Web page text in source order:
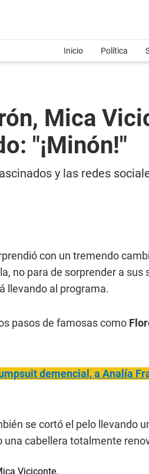
Inicio Política
Mica
"¡Minón!"
y las redes
con un tremendo
no para de sorprender a
llevando al programa.
pasos de famosas como
demencial, a Analía
se cortó el pelo llevando
cabellera totalmente